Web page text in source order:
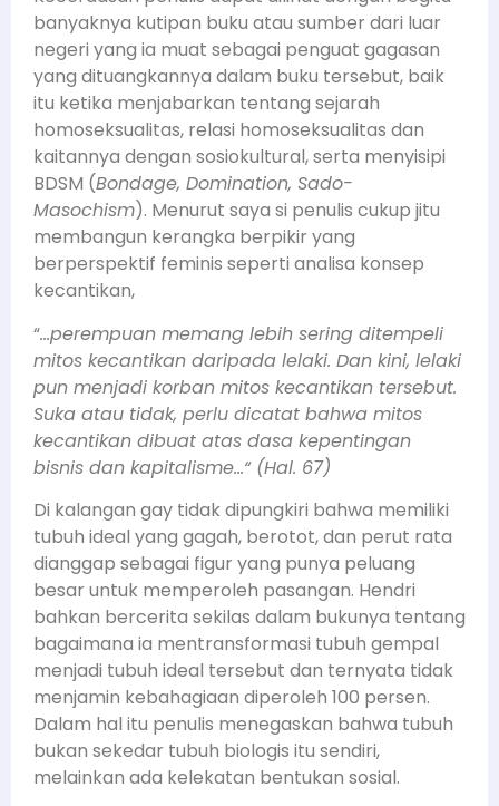
banyaknya kutipan buku atau sumber dari luar
negeri yang ia muat sebagai penguat gagasan
yang dituangkannya dalam buku tersebut, baik
itu ketika menjabarkan tentang sejarah
homoseksualitas, relasi homoseksualitas dan
kaitannya dengan sosiokultural, serta menyisipi
BDSM (Bondage, Domination, Sado-
Masochism). Menurut saya si penulis cukup jitu
membangun kerangka berpikir yang
berperspektif feminis seperti analisa konsep
kecantikan,
“…perempuan memang lebih sering ditempeli
mitos kecantikan daripada lelaki. Dan kini, lelaki
pun menjadi korban mitos kecantikan tersebut.
Suka atau tidak, perlu dicatat bahwa mitos
kecantikan dibuat atas dasa kepentingan
bisnis dan kapitalisme…“ (Hal. 67)
Di kalangan gay tidak dipungkiri bahwa memiliki
tubuh ideal yang gagah, berotot, dan perut rata
dianggap sebagai figur yang punya peluang
besar untuk memperoleh pasangan. Hendri
bahkan bercerita sekilas dalam bukunya tentang
bagaimana ia mentransformasi tubuh gempal
menjadi tubuh ideal tersebut dan ternyata tidak
menjamin kebahagiaan diperoleh 100 persen.
Dalam hal itu penulis menegaskan bahwa tubuh
bukan sekedar tubuh biologis itu sendiri,
melainkan ada kelekatan bentukan sosial.